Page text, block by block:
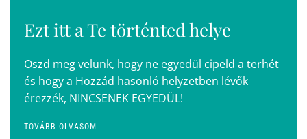
Ezt itt a Te történted helye
Oszd meg velünk, hogy ne egyedül cipeld a terhét
és hogy a Hozzád hasonló helyzetben lévők
érezzék, NINCSENEK EGYEDÜL!
TOVÁBB OLVASOM